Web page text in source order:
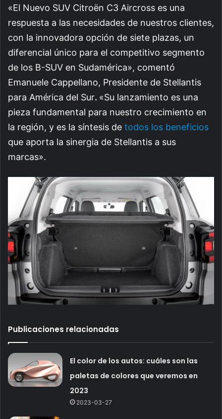
«El Nuevo SUV Citroën C3 Aircross es una
respuesta a las necesidades de nuestros clientes,
con la innovadora opción de siete plazas, un
diferencial único para el competitivo segmento
de los B-SUV en Sudamérica», comentó
Emanuele Cappellano, Presidente de Stellantis
para América del Sur. «Su lanzamiento es una
pieza fundamental para nuestro crecimiento en
la región, y es la síntesis de todos los beneficios
que aporta la sinergia de Stellantis a sus
marcas».
Publicaciones relacionadas
El color de los autos: cuáles son las
paletas de colores que veremos en
2023
2023-03-27